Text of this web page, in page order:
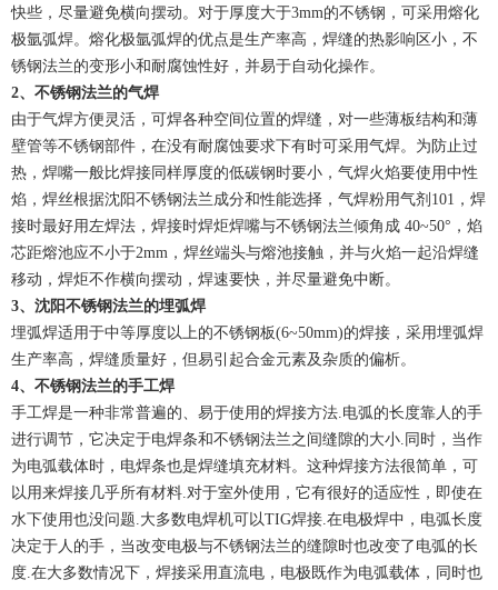
快些，尽量避免横向摆动。对于厚度大于3mm的不锈钢，可采用熔化
极氩弧焊。熔化极氩弧焊的优点是生产率高，焊缝的热影响区小，不
锈钢法兰的变形小和耐腐蚀性好，并易于自动化操作。
2、不锈钢法兰的气焊
由于气焊方便灵活，可焊各种空间位置的焊缝，对一些薄板结构和薄
壁管等不锈钢部件，在没有耐腐蚀要求下有时可采用气焊。为防止过
热，焊嘴一般比焊接同样厚度的低碳钢时要小，气焊火焰要使用中性
焰，焊丝根据沈阳不锈钢法兰成分和性能选择，气焊粉用气剂101，焊
接时最好用左焊法，焊接时焊炬焊嘴与不锈钢法兰倾角成 40~50°，焰
芯距熔池应不小于2mm，焊丝端头与熔池接触，并与火焰一起沿焊缝
移动，焊炬不作横向摆动，焊速要快，并尽量避免中断。
3、沈阳不锈钢法兰的埋弧焊
埋弧焊适用于中等厚度以上的不锈钢板(6~50mm)的焊接，采用埋弧焊
生产率高，焊缝质量好，但易引起合金元素及杂质的偏析。
4、不锈钢法兰的手工焊
手工焊是一种非常普遍的、易于使用的焊接方法.电弧的长度靠人的手
进行调节，它决定于电焊条和不锈钢法兰之间缝隙的大小.同时，当作
为电弧载体时，电焊条也是焊缝填充材料。这种焊接方法很简单，可
以用来焊接几乎所有材料.对于室外使用，它有很好的适应性，即使在
水下使用也没问题.大多数电焊机可以TIG焊接.在电极焊中，电弧长度
决定于人的手，当改变电极与不锈钢法兰的缝隙时也改变了电弧的长
度.在大多数情况下，焊接采用直流电，电极既作为电弧载体，同时也